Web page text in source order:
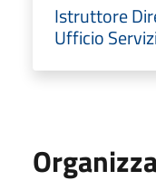
Istruttore
Ufficio